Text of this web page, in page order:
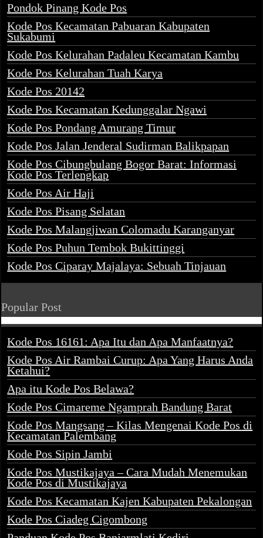
Pondok Pinang Kode Pos
Kode Pos Kecamatan Pabuaran Kabupaten
Sukabumi
Kode Pos Kelurahan Padaleu Kecamatan Kambu
Kode Pos Kelurahan Tuah Karya
Kode Pos 20142
Kode Pos Kecamatan Kedunggalar Ngawi
Kode Pos Pondang Amurang Timur
Kode Pos Jalan Jenderal Sudirman Balikpapan
Kode Pos Cibungbulang Bogor Barat: Informasi
Kode Pos Terlengkap
Kode Pos Air Haji
Kode Pos Pisang Selatan
Kode Pos Malangjiwan Colomadu Karanganyar
Kode Pos Puhun Tembok Bukittinggi
Kode Pos Ciparay Majalaya: Sebuah Tinjauan
Popular Post
Kode Pos 16161: Apa Itu dan Apa Manfaatnya?
Kode Pos Air Rambai Curup: Apa Yang Harus Anda
Ketahui?
Apa itu Kode Pos Belawa?
Kode Pos Cimareme Ngamprah Bandung Barat
Kode Pos Mangsang – Kilas Mengenai Kode Pos di
Kecamatan Palembang
Kode Pos Sipin Jambi
Kode Pos Mustikajaya – Cara Mudah Menemukan
Kode Pos di Mustikajaya
Kode Pos Kecamatan Kajen Kabupaten Pekalongan
Kode Pos Ciadeg Cigombong